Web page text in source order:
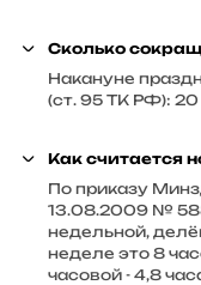
Сколько
Накануне
(ст. 95 ТК РФ):
Как считается
По приказу
13.08.2009 №
недельной,
неделе это 8
часовой - 4,8